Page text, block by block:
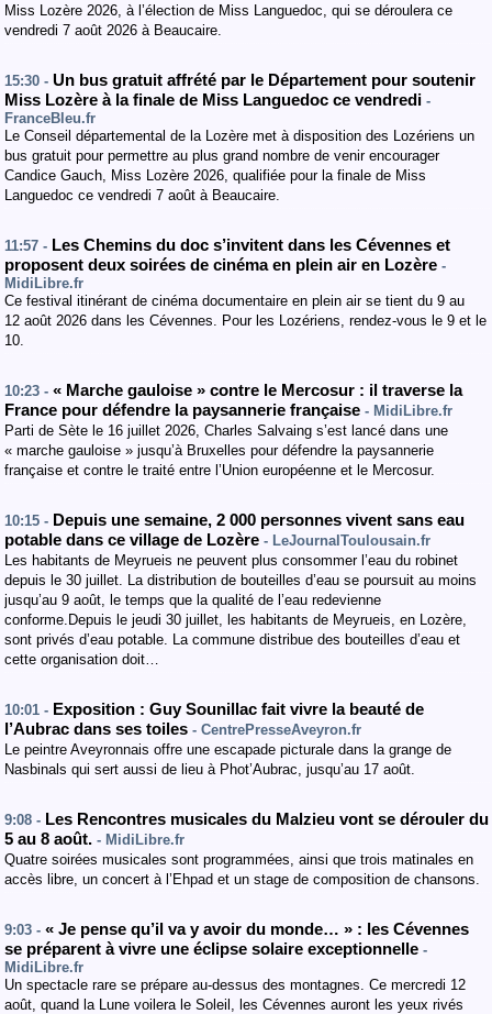
Miss Lozère 2026, à l’élection de Miss Languedoc, qui se déroulera ce
vendredi 7 août 2026 à Beaucaire.
15:30 - Un bus gratuit affrété par le Département pour soutenir
Miss Lozère à la finale de Miss Languedoc ce vendredi -
FranceBleu.fr
Le Conseil départemental de la Lozère met à disposition des Lozériens un
bus gratuit pour permettre au plus grand nombre de venir encourager
Candice Gauch, Miss Lozère 2026, qualifiée pour la finale de Miss
Languedoc ce vendredi 7 août à Beaucaire.
11:57 - Les Chemins du doc s’invitent dans les Cévennes et
proposent deux soirées de cinéma en plein air en Lozère -
MidiLibre.fr
Ce festival itinérant de cinéma documentaire en plein air se tient du 9 au
12 août 2026 dans les Cévennes. Pour les Lozériens, rendez-vous le 9 et le
10.
10:23 - « Marche gauloise » contre le Mercosur : il traverse la
France pour défendre la paysannerie française - MidiLibre.fr
Parti de Sète le 16 juillet 2026, Charles Salvaing s’est lancé dans une
« marche gauloise » jusqu’à Bruxelles pour défendre la paysannerie
française et contre le traité entre l’Union européenne et le Mercosur.
10:15 - Depuis une semaine, 2 000 personnes vivent sans eau
potable dans ce village de Lozère - LeJournalToulousain.fr
Les habitants de Meyrueis ne peuvent plus consommer l’eau du robinet
depuis le 30 juillet. La distribution de bouteilles d’eau se poursuit au moins
jusqu’au 9 août, le temps que la qualité de l’eau redevienne
conforme.Depuis le jeudi 30 juillet, les habitants de Meyrueis, en Lozère,
sont privés d’eau potable. La commune distribue des bouteilles d’eau et
cette organisation doit…
10:01 - Exposition : Guy Sounillac fait vivre la beauté de
l’Aubrac dans ses toiles - CentrePresseAveyron.fr
Le peintre Aveyronnais offre une escapade picturale dans la grange de
Nasbinals qui sert aussi de lieu à Phot’Aubrac, jusqu’au 17 août.
9:08 - Les Rencontres musicales du Malzieu vont se dérouler du
5 au 8 août. - MidiLibre.fr
Quatre soirées musicales sont programmées, ainsi que trois matinales en
accès libre, un concert à l’Ehpad et un stage de composition de chansons.
9:03 - « Je pense qu’il va y avoir du monde… » : les Cévennes
se préparent à vivre une éclipse solaire exceptionnelle -
MidiLibre.fr
Un spectacle rare se prépare au-dessus des montagnes. Ce mercredi 12
août, quand la Lune voilera le Soleil, les Cévennes auront les yeux rivés